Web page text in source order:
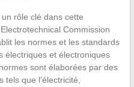
rôle clé dans cette
Commission
les normes et les standards
électriques et électroniques
sont élaborées par des
tels que l’électricité,